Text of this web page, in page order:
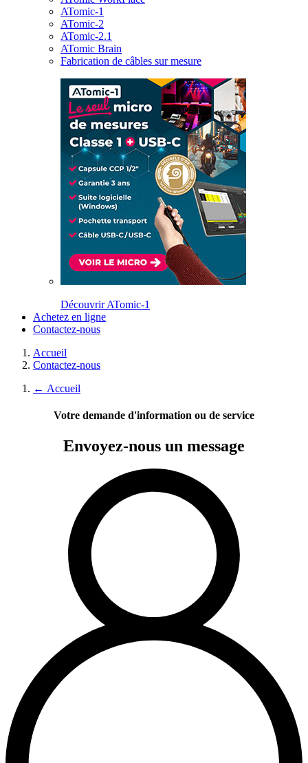
ATomic-1
ATomic-2
ATomic-2.1
ATomic Brain
Fabrication de câbles sur mesure
Découvrir ATomic-1
Achetez en ligne
Contactez-nous
Accueil
Contactez-nous
← Accueil
Votre demande d'information ou de service
Envoyez-nous un message